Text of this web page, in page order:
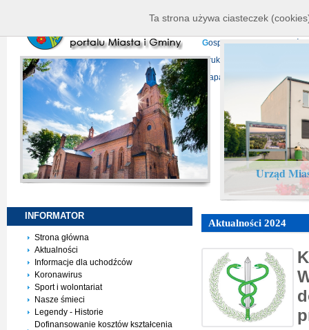
P
rojekty europejskie
Gospodarka
D ruki do pobrania
Mapa serwisu
Urząd
INFORMATOR
Strona główna
Aktualności
Informacje dla uchodźców
Koronawirus
Sport i wolontariat
Nasze śmieci
Legendy - Historie
Dofinansowanie kosztów kształcenia
Aktualności 2024
Ta strona używa ciasteczek